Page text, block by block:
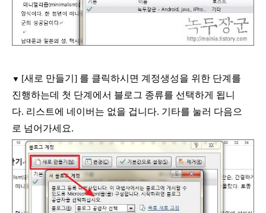
▼ [새로 만들기 ] 를 클릭하시면 계정생성을 위한 단계를
진행하는데 첫 단계에서 블로그 종류를 선택하게 됩니
다. 리스트에 네이버는 없을 겁니다. 기타를 눌러 다음으
로 넘어가세요.